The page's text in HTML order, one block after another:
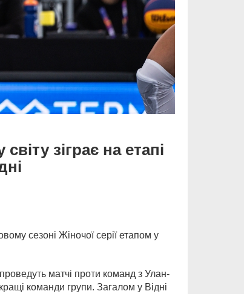
зіграє на етапі
сезоні Жіночої серії етапом у
матчі проти команд з Улан-
команди групи. Загалом у Відні